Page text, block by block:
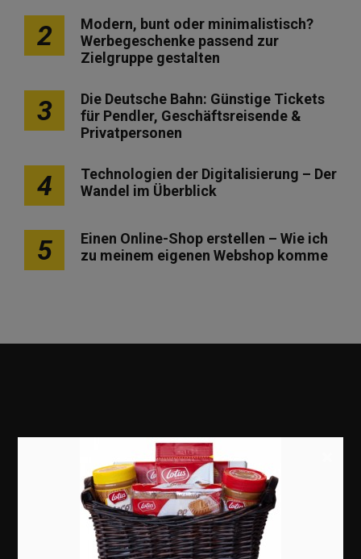
2
Modern, bunt oder minimalistisch?
Werbegeschenke passend zur
Zielgruppe gestalten
3
Die Deutsche Bahn: Günstige Tickets
für Pendler, Geschäftsreisende &
Privatpersonen
4
Technologien der Digitalisierung – Der
Wandel im Überblick
5
Einen Online-Shop erstellen – Wie ich
zu meinem eigenen Webshop komme
Erfolgsgeschichten